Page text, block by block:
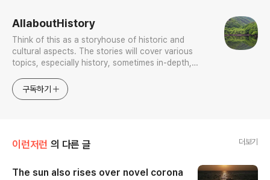
AllaboutHistory
Think of this as a storyhouse of historic and
cultural aspects. The stories will cover various
topics, especially history, sometimes in-depth,
approach will be to resist any common sense or
generalized viewpoint
구독하기
이런저런 의 다른 글 더보기
The sun also rises over novel corona